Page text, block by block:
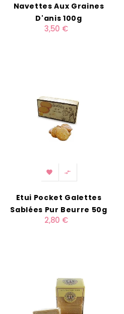
Navettes Aux Graines
D'anis 100g
3,50 €
 
Etui Pocket Galettes
Sablées Pur Beurre 50g
2,80 €